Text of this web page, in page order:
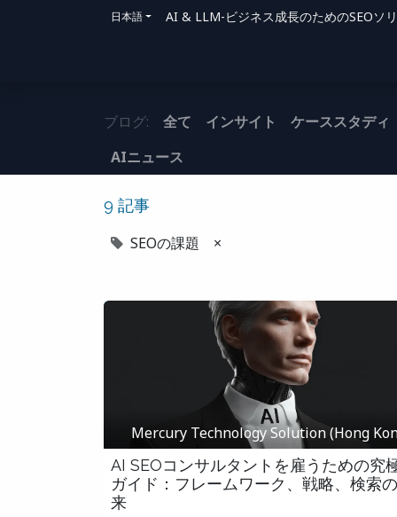
日本語 AI & LLM-ビジネス成長のためのSEOソ
ブログ: 全て インサイト ケーススタディ
AIニュース
9 記事
SEOの課題 ×
Mercury Technology Solution (Hong
AI SEOコンサルタントを雇うための究
ガイド：フレームワーク、戦略、検索
来